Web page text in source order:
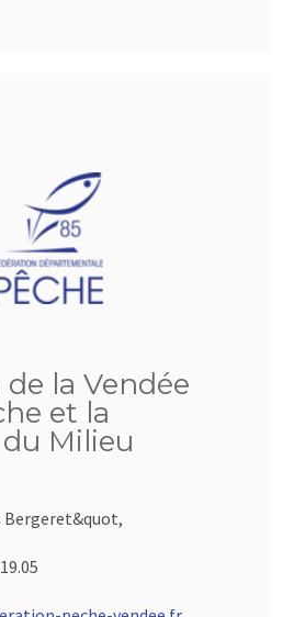
la Vendée
et la
Milieu
Bergeret&quot,